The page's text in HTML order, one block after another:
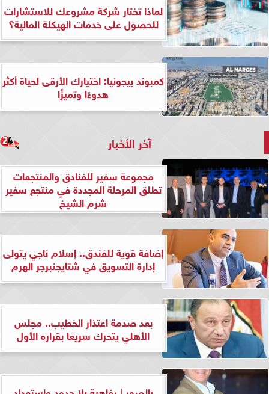
لماذا تختار شركة مشروعك للاستشارات
للحصول على خدمات الهيكلة المالية؟
كمبوند بيجونيا: اختيارك الأرقى لحياة أكثر
هدوءًا وتميزًا
آخر الأخبار
مجموعة سفير للفنادق والمنتجعات
تطلق المرحلة المجددة في منتجع سفير
شرم الشيخ
إضافة قوية للفندق.. إسلام ناجي يتولى
إدارة التسويق في شتايجنبرجر الهرم
بعد صدمة اعتذار الخطيب.. مجلس
الأهلي يتحرك سريعًا بقراره الأول